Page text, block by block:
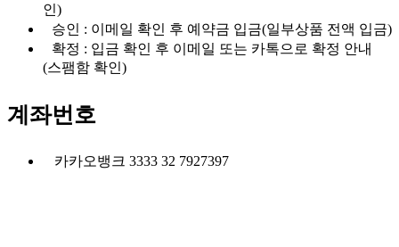
인)
승인 : 이메일 확인 후 예약금 입금(일부상품 전액 입금)
확정 : 입금 확인 후 이메일 또는 카톡으로 확정 안내
(스팸함 확인)
계좌번호
카카오뱅크 3333 32 7927397